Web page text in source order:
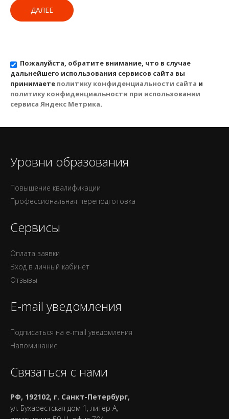
ДАЛЕЕ
Пожалуйста, обратите внимание, что в случае
дальнейшего использования сервисов сайта вы
принимаете политику конфиденциальности сайта и
политику конфиденциальности при использовании
сервиса Яндекс Метрика.
Уровни образования
Повышение квалификации
Профессиональная переподготовка
Сервисы
Оплата заявки
Вход в личный кабинет
Отзывы
E-mail уведомления
Подписаться на e-mail уведомления
Напоминание
Связаться с нами
РФ, 192102, г. Санкт-Петербург,
ул. Бухарестская дом 1, литер А,